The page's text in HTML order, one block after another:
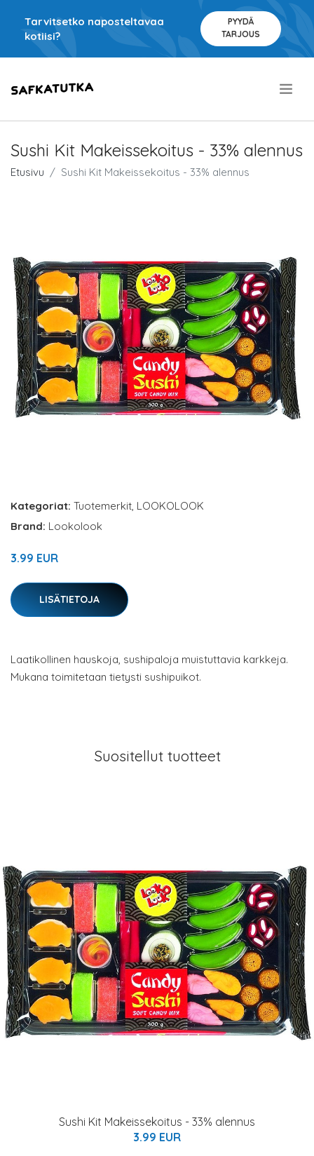
Tarvitsetko naposteltavaa
kotiisi?
PYYDÄ
TARJOUS
Sushi Kit Makeissekoitus - 33% alennus
Etusivu Sushi Kit Makeissekoitus - 33% alennus
Kategoriat: Tuotemerkit, LOOKOLOOK
Brand: Lookolook
3.99 EUR
LISÄTIETOJA
Laatikollinen hauskoja, sushipaloja muistuttavia karkkeja.
Mukana toimitetaan tietysti sushipuikot.
Suositellut tuotteet
Sushi Kit Makeissekoitus - 33% alennus
3.99 EUR